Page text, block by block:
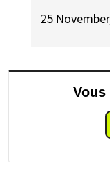
25
Vous